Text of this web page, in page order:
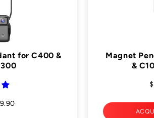
for C400 &
Magnet
&